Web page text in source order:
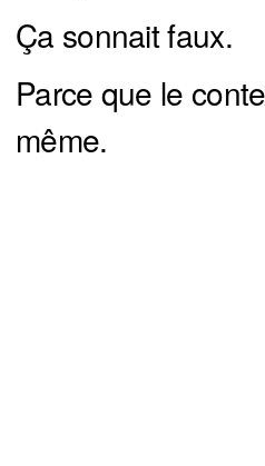
Ça sonnait faux.
Parce que le
même.